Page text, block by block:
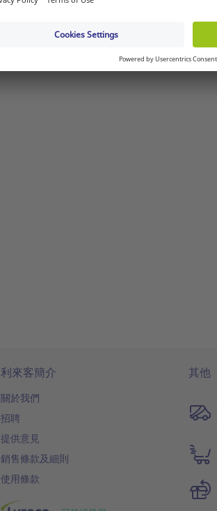
利來客簡介
關於我們
招聘
提供意見
銷售條款及細則
使用條款
其他